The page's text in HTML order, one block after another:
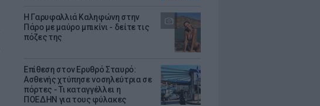
Η Γαρυφαλλιά Καληφώνη στην
Πάρο με μαύρο μπικίνι - δείτε τις
πόζες της
Επίθεση στον Ερυθρό Σταυρό:
Ασθενής χτύπησε νοσηλεύτρια σε
πόρτες - Τι καταγγέλλει η
ΠΟΕΔΗΝ για τους φύλακες